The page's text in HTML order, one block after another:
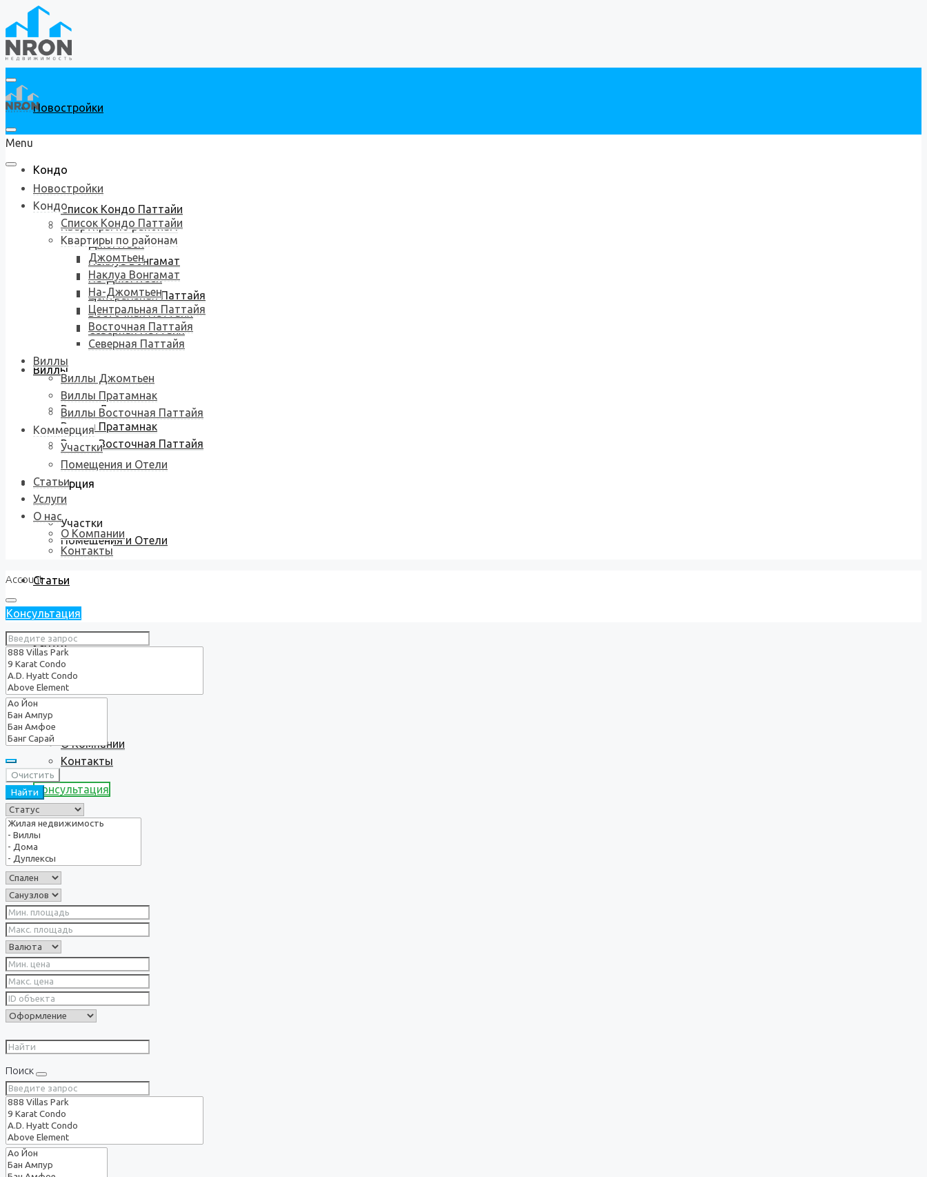
Новостройки
Кондо
Список Кондо Паттайи
Квартиры по районам
Джомтьен
Наклуа Вонгамат
На-Джомтьен
Центральная Паттайя
Восточная Паттайя
Северная Паттайя
Виллы
Виллы Джомтьен
Виллы Пратамнак
Виллы Восточная Паттайя
Коммерция
Участки
Помещения и Отели
Статьи
Услуги
О нас
О Компании
Контакты
Консультация
Menu
Новостройки
Кондо
Список Кондо Паттайи
Квартиры по районам
Джомтьен
Наклуа Вонгамат
На-Джомтьен
Центральная Паттайя
Восточная Паттайя
Северная Паттайя
Виллы
Виллы Джомтьен
Виллы Пратамнак
Виллы Восточная Паттайя
Коммерция
Участки
Помещения и Отели
Статьи
Услуги
О нас
О Компании
Контакты
Account
Консультация
Очистить
Найти
Поиск